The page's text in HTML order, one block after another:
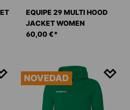
EQUIPE 29 MULTI HOOD
JACKET WOMEN
60,00 €*
NOVEDAD